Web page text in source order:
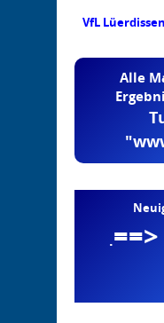
VfL
Alle
.==>